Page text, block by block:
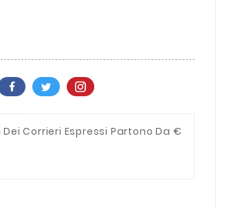
Dei Corrieri Espressi Partono Da €